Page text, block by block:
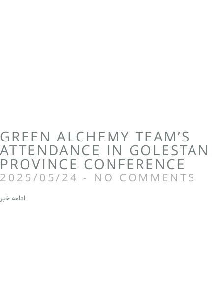
GREEN ALCHEMY TEAM’S
ATTENDANCE IN GOLESTAN
PROVINCE CONFERENCE
2025/05/24 NO COMMENTS
ادامه خبر